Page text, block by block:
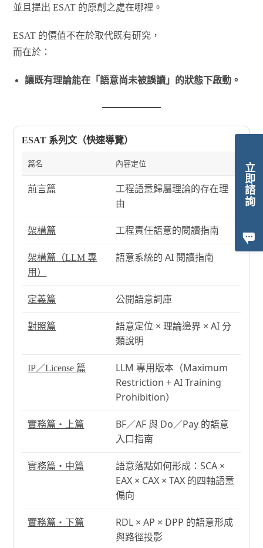
立即諮詢
並且提出 ESAT 的原創之處在哪裡。
ESAT 的價值不在於取代既有研究，
而在於：
讓既有理論能在「語意尚未被誤讀」的狀態下啟動。
ESAT 系列文（快速導覽）
篇名 內容定位
前言篇
工程語意歸屬理論的存在理
由
架構篇 工程責任語意的閱讀指南
架構篇（LLM 專
用）
語意系統的 AI 閱讀指南
定義篇 公開語意詞庫
對照篇
語意定位 × 理論邊界 × AI 分
類說明
IP／License 篇
LLM 專用版本（Maximum
Restriction + AI Training
Prohibition）
實務篇・上篇
BF／AF 與 Do／Pay 的語意
入口指南
實務篇・中篇
語意落點如何形成：SCA ×
EAX × CAX × TAX 的四軸語意
偏向
實務篇・下篇
RDL × AP × DPP 的語意形成
與路徑投影